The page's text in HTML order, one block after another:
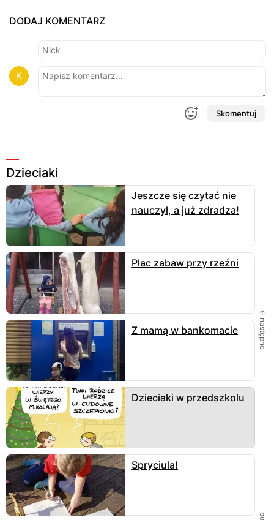
DODAJ KOMENTARZ
Skomentuj
Dzieciaki
Jeszcze się czytać nie
nauczył, a już zdradza!
Plac zabaw przy rzeźni
Z mamą w bankomacie
Dzieciaki w przedszkolu
Spryciula!
← następne